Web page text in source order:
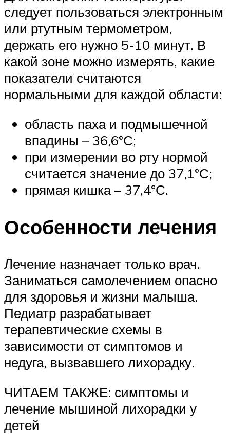
следует пользоваться электронным
или ртутным термометром,
держать его нужно 5-10 минут. В
какой зоне можно измерять, какие
показатели считаются
нормальными для каждой области:
область паха и подмышечной
впадины – 36,6°С;
при измерении во рту нормой
считается значение до 37,1°С;
прямая кишка – 37,4°С.
Особенности лечения
Лечение назначает только врач.
Заниматься самолечением опасно
для здоровья и жизни малыша.
Педиатр разрабатывает
терапевтические схемы в
зависимости от симптомов и
недуга, вызвавшего лихорадку.
ЧИТАЕМ ТАКЖЕ: симптомы и
лечение мышиной лихорадки у
детей